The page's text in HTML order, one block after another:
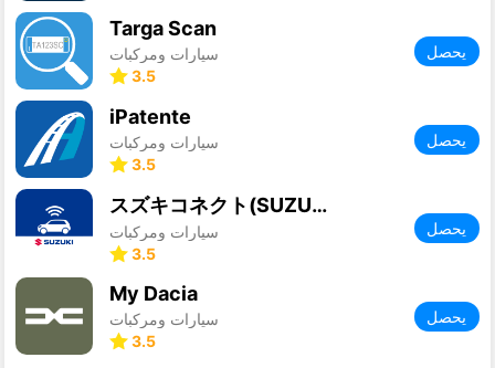
Targa Scan
سيارات ومركبات
3.5
يحصل
iPatente
سيارات ومركبات
3.5
يحصل
スズキコネクト(SUZUKI CONNECT)
سيارات ومركبات
3.5
يحصل
My Dacia
سيارات ومركبات
3.5
يحصل